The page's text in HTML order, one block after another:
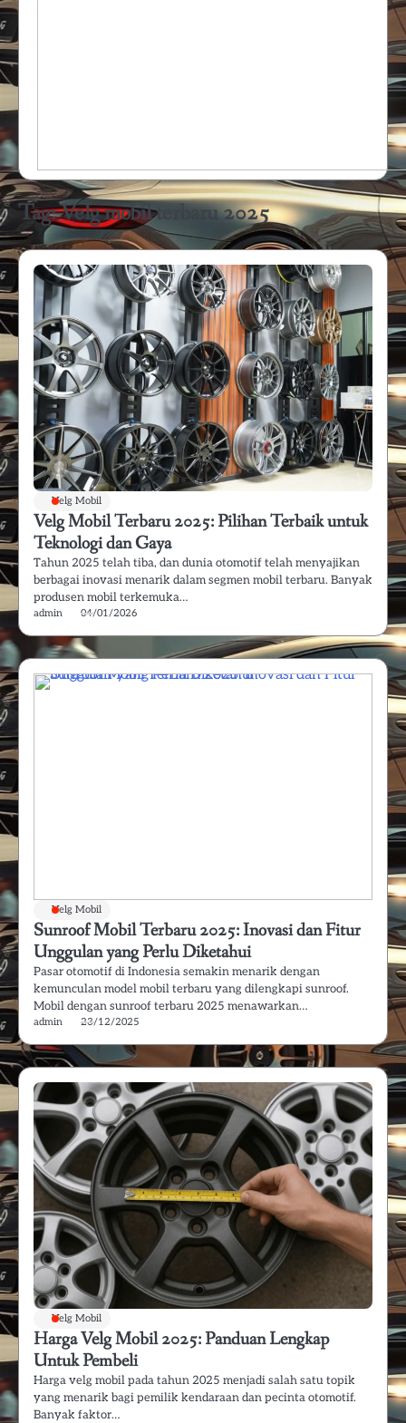
Tag:Velg mobil terbaru 2025
Velg Mobil
Velg Mobil Terbaru 2025: Pilihan Terbaik untuk
Teknologi dan Gaya
Tahun 2025 telah tiba, dan dunia otomotif telah menyajikan
berbagai inovasi menarik dalam segmen mobil terbaru. Banyak
produsen mobil terkemuka…
admin 04/01/2026
Velg Mobil
Sunroof Mobil Terbaru 2025: Inovasi dan Fitur
Unggulan yang Perlu Diketahui
Pasar otomotif di Indonesia semakin menarik dengan
kemunculan model mobil terbaru yang dilengkapi sunroof.
Mobil dengan sunroof terbaru 2025 menawarkan…
admin 23/12/2025
Velg Mobil
Harga Velg Mobil 2025: Panduan Lengkap
Untuk Pembeli
Harga velg mobil pada tahun 2025 menjadi salah satu topik
yang menarik bagi pemilik kendaraan dan pecinta otomotif.
Banyak faktor…